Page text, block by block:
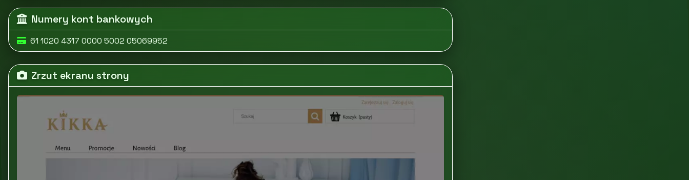
Numery kont bankowych
61 1020 4317 0000 5002 05069952
Zrzut ekranu strony